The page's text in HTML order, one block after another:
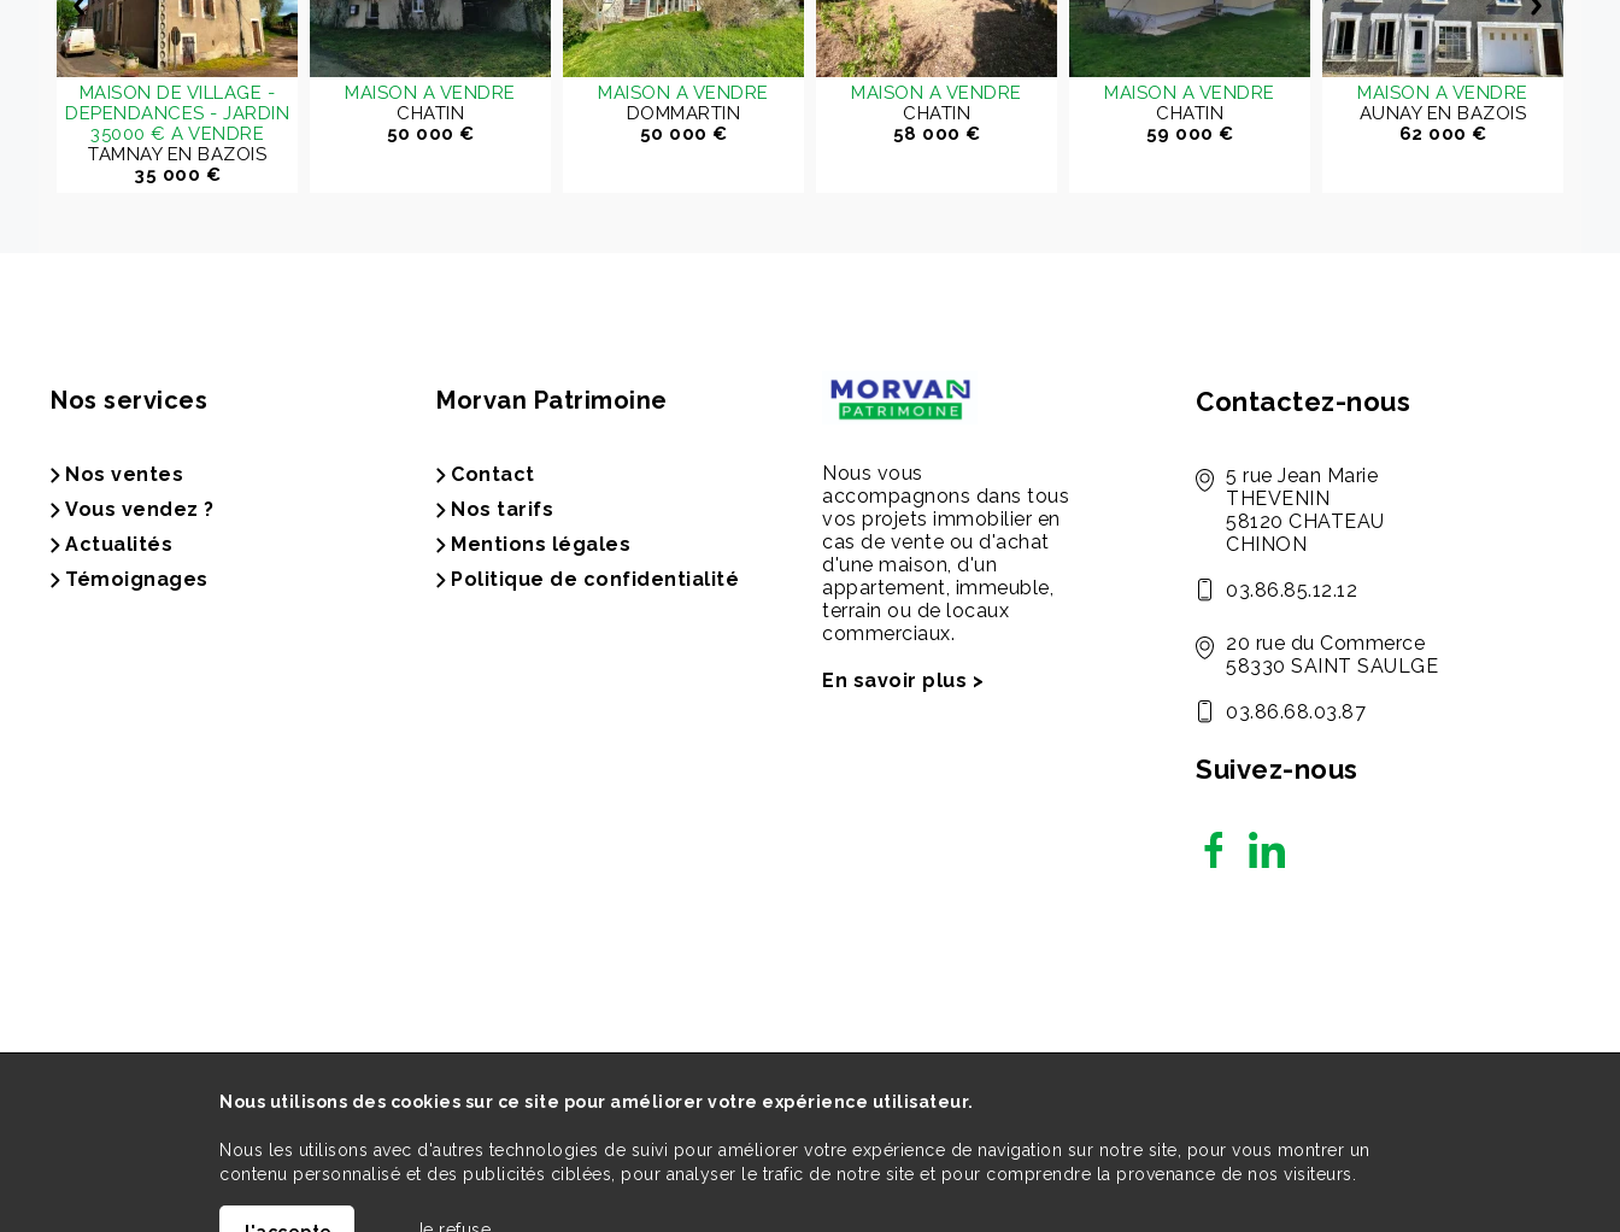
MAISON DE VILLAGE -
DEPENDANCES - JARDIN
35000 € A VENDRE
TAMNAY EN BAZOIS
35 000 €
MAISON A VENDRE
CHATIN
50 000 €
MAISON A VENDRE
DOMMARTIN
50 000 €
MAISON A VENDRE
CHATIN
58 000 €
MAISON A VENDRE
CHATIN
59 000 €
MAISON A VENDRE
AUNAY EN BAZOIS
62 000 €
Nos services
Nos ventes
Vous vendez ?
Actualités
Témoignages
Morvan Patrimoine
Contact
Nos tarifs
Mentions légales
Politique de confidentialité
Nous vous
accompagnons dans tous
vos projets immobilier en
cas de vente ou d'achat
d'une maison, d'un
appartement, immeuble,
terrain ou de locaux
commerciaux.
En savoir plus >
Contactez-nous
5 rue Jean Marie
THEVENIN
58120 CHATEAU
CHINON
03.86.85.12.12
20 rue du Commerce
58330 SAINT SAULGE
03.86.68.03.87
Suivez-nous
Nous utilisons des cookies sur ce site pour améliorer votre expérience utilisateur.
Nous les utilisons avec d'autres technologies de suivi pour améliorer votre expérience de navigation sur notre site, pour vous montrer un
contenu personnalisé et des publicités ciblées, pour analyser le trafic de notre site et pour comprendre la provenance de nos visiteurs.